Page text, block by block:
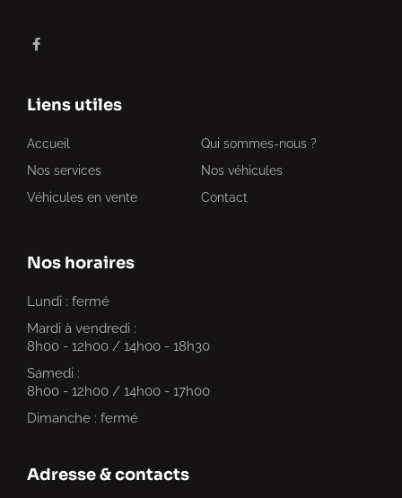
Liens utiles
Accueil
Qui sommes-nous ?
Nos services
Nos véhicules
Véhicules en vente
Contact
Nos horaires
Lundi : fermé
Mardi à vendredi :
8h00 - 12h00 / 14h00 - 18h30
Samedi :
8h00 - 12h00 / 14h00 - 17h00
Dimanche : fermé
Adresse & contacts